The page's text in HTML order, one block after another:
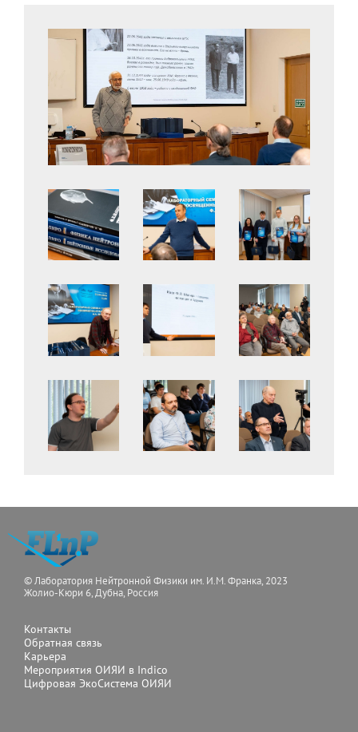
© Лаборатория Нейтронной Физики им. И.М. Франка, 2023
Жолио-Кюри 6, Дубна, Россия
Контакты
Обратная связь
Карьера
Мероприятия ОИЯИ в Indico
Цифровая ЭкоСистема ОИЯИ